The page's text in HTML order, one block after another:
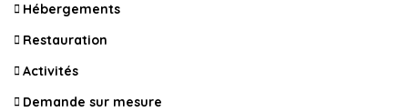
Hébergements
Restauration
Activités
Demande sur mesure